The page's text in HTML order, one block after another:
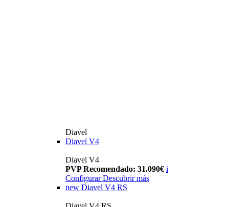
Diavel
Diavel V4
Diavel V4
PVP Recomendado: 31.090€ i
Configurar Descubrir más
new Diavel V4 RS